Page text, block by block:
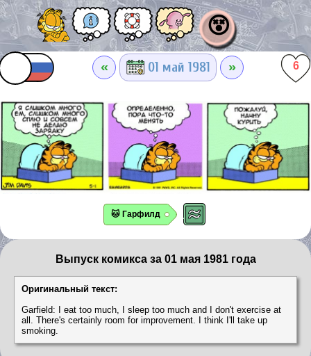
😵
« 01 май 1981 » 6
🐱 Гарфилд
Выпуск комикса за 01 мая 1981 года
Оригинальный текст:
Garfield: I eat too much, I sleep too much and I don't exercise at
all. There's certainly room for improvement. I think I'll take up
smoking.